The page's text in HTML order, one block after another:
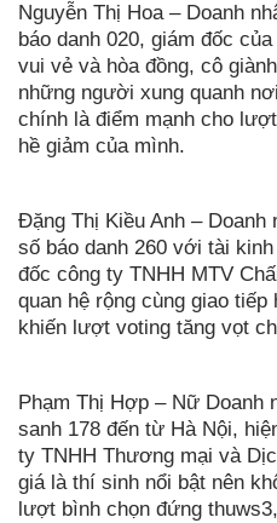
Nguyễn Thị Hoa – Doanh
báo danh 020, giám đốc
vui vẻ và hòa đồng, cô
những người xung quanh
chính là điểm mạnh cho
hề giảm của mình.
Đặng Thị Kiều Anh –
số báo danh 260 với tài
đốc công ty TNHH MTV
quan hệ rộng cùng giao
khiến lượt voting tăng vọt
Phạm Thị Hợp – Nữ Doanh
sanh 178 đến từ Hà Nội,
ty TNHH Thương mại và
giá là thí sinh nổi bật nên
lượt bình chọn đứng